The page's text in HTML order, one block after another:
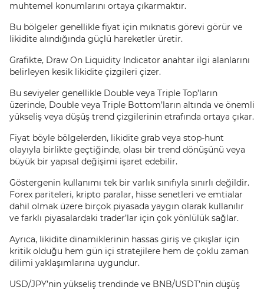
muhtemel konumlarını ortaya çıkarmaktır.
Bu bölgeler genellikle fiyat için mıknatıs görevi görür ve
likidite alındığında güçlü hareketler üretir.
Grafikte, Draw On Liquidity Indicator anahtar ilgi alanlarını
belirleyen kesik likidite çizgileri çizer.
Bu seviyeler genellikle Double veya Triple Top’ların
üzerinde, Double veya Triple Bottom’ların altında ve önemli
yükseliş veya düşüş trend çizgilerinin etrafında ortaya çıkar.
Fiyat böyle bölgelerden, likidite grab veya stop-hunt
olayıyla birlikte geçtiğinde, olası bir trend dönüşünü veya
büyük bir yapısal değişimi işaret edebilir.
Göstergenin kullanımı tek bir varlık sınıfıyla sınırlı değildir.
Forex pariteleri, kripto paralar, hisse senetleri ve emtialar
dahil olmak üzere birçok piyasada yaygın olarak kullanılır
ve farklı piyasalardaki trader’lar için çok yönlülük sağlar.
Ayrıca, likidite dinamiklerinin hassas giriş ve çıkışlar için
kritik olduğu hem gün içi stratejilere hem de çoklu zaman
dilimi yaklaşımlarına uygundur.
USD/JPY’nin yükseliş trendinde ve BNB/USDT’nin düşüş